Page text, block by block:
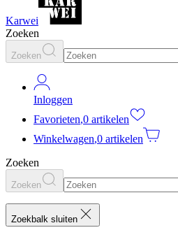
Karwei
Zoeken
Zoeken
Inloggen
Favorieten,0 artikelen
Winkelwagen,0 artikelen
Zoeken
Zoeken
Zoekbalk sluiten